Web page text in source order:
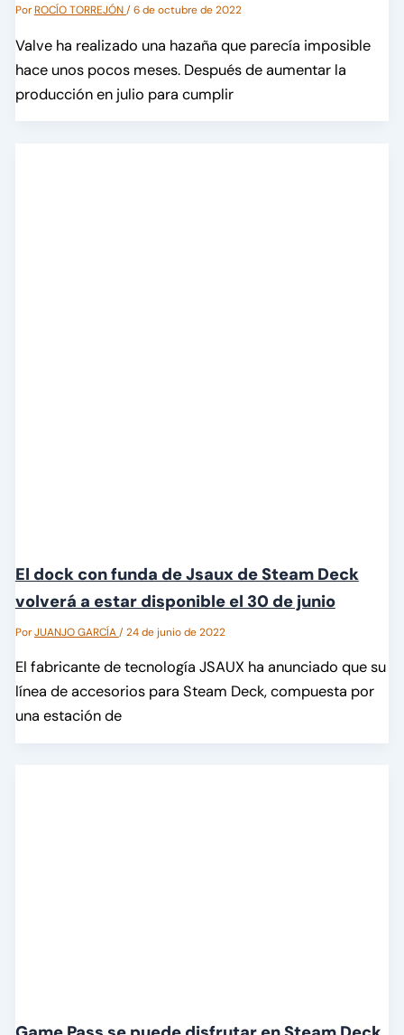
PorROCÍO TORREJÓN/6 de octubre de 2022
Valve ha realizado una hazaña que parecía imposible
hace unos pocos meses. Después de aumentar la
producción en julio para cumplir
El dock con funda de Jsaux de Steam Deck
volverá a estar disponible el 30 de junio
PorJUANJO GARCÍA/24 de junio de 2022
El fabricante de tecnología JSAUX ha anunciado que su
línea de accesorios para Steam Deck, compuesta por
una estación de